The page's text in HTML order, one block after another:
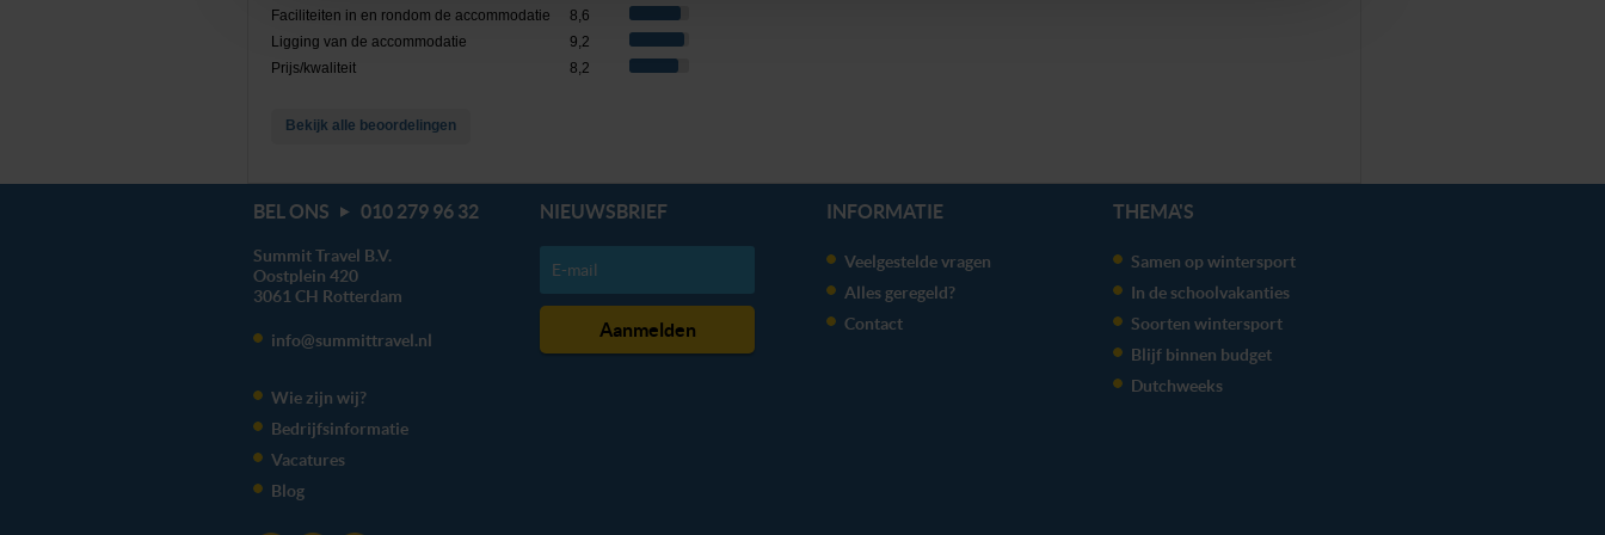
We werken samen met 20 derdendie uw gegevens kunnen ontvangen en verwerken.
Faciliteiten in en rondom de accommodatie
8,6
Ligging van de accommodatie
9,2
Prijs/kwaliteit
8,2
Bekijk alle beoordelingen
BEL ONS 010 279 96 32
Summit Travel B.V.
Oostplein 420
3061 CH Rotterdam
info@summittravel.nl
Wie zijn wij?
Bedrijfsinformatie
Vacatures
Blog
NIEUWSBRIEF INFORMATIE
Veelgestelde vragen
Alles geregeld?
Contact
THEMA'S
Samen op wintersport
In de schoolvakanties
Soorten wintersport
Blijf binnen budget
Dutchweeks